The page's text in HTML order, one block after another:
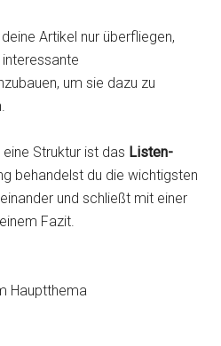
Artikel nur überfliegen,
um sie dazu zu
Struktur ist das Listen-
behandelst du die wichtigsten
und schließt mit einer
Fazit.
Hauptthema